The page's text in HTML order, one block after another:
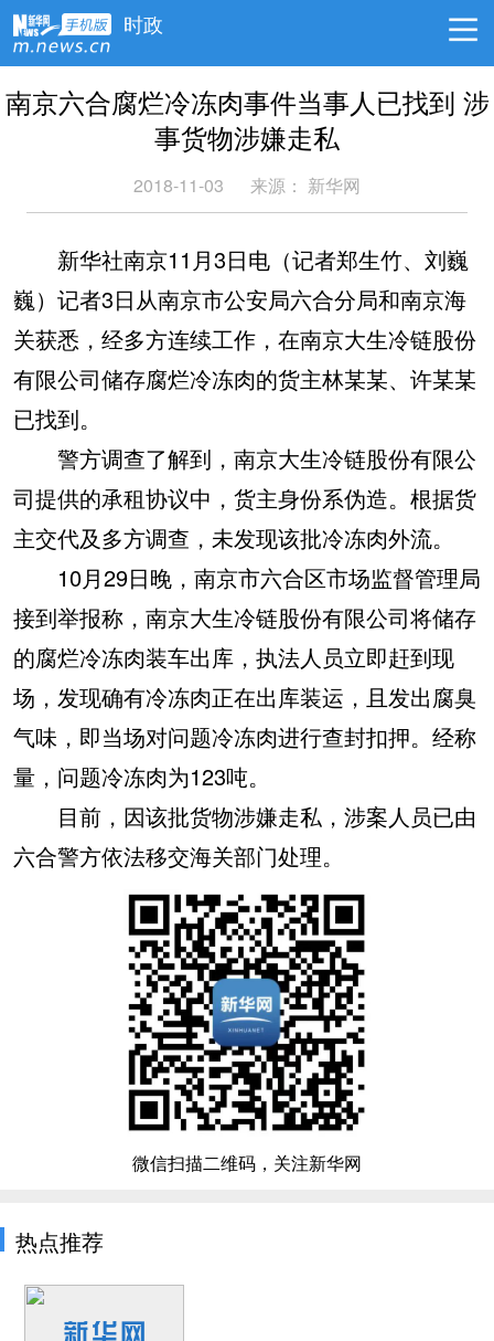
时政
南京六合腐烂冷冻肉事件当事人已找到 涉
事货物涉嫌走私
2018-11-03 来源： 新华网
新华社南京11月3日电（记者郑生竹、刘巍
巍）记者3日从南京市公安局六合分局和南京海
关获悉，经多方连续工作，在南京大生冷链股份
有限公司储存腐烂冷冻肉的货主林某某、许某某
已找到。
警方调查了解到，南京大生冷链股份有限公
司提供的承租协议中，货主身份系伪造。根据货
主交代及多方调查，未发现该批冷冻肉外流。
10月29日晚，南京市六合区市场监督管理局
接到举报称，南京大生冷链股份有限公司将储存
的腐烂冷冻肉装车出库，执法人员立即赶到现
场，发现确有冷冻肉正在出库装运，且发出腐臭
气味，即当场对问题冷冻肉进行查封扣押。经称
量，问题冷冻肉为123吨。
目前，因该批货物涉嫌走私，涉案人员已由
六合警方依法移交海关部门处理。
微信扫描二维码，关注新华网
热点推荐